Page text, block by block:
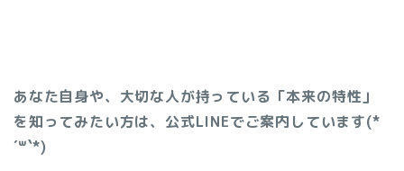
あなた自身や、大切な人が持っている「本来の特性」
を知ってみたい方は、公式LINEでご案内しています(*
´꒳`*)